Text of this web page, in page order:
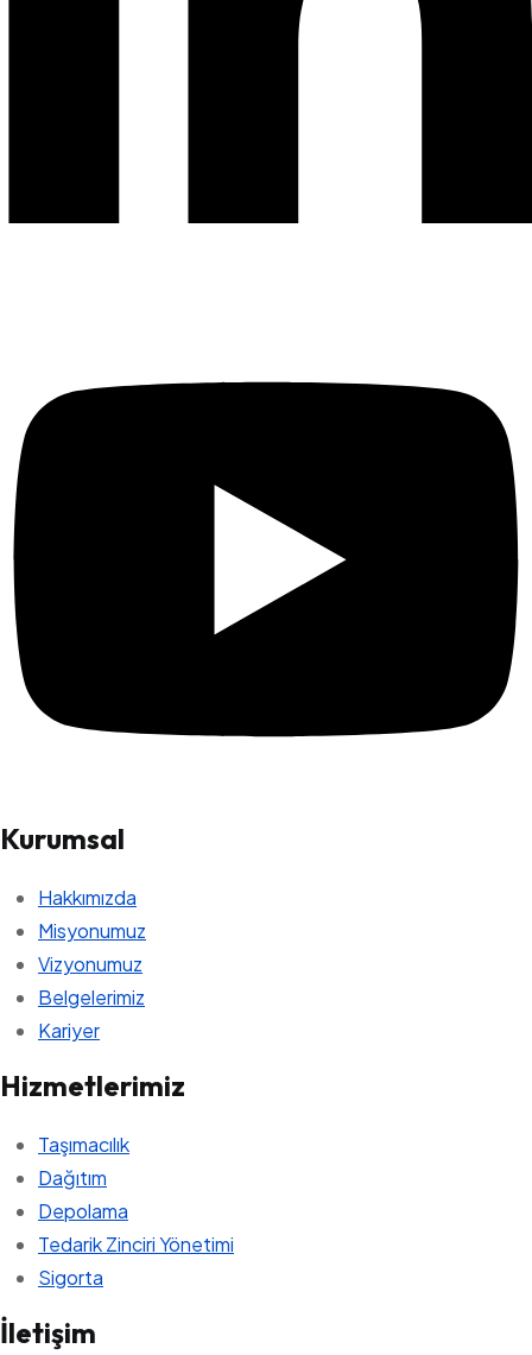
Kurumsal
Hakkımızda
Misyonumuz
Vizyonumuz
Belgelerimiz
Kariyer
Hizmetlerimiz
Taşımacılık
Dağıtım
Depolama
Tedarik Zinciri Yönetimi
Sigorta
İletişim